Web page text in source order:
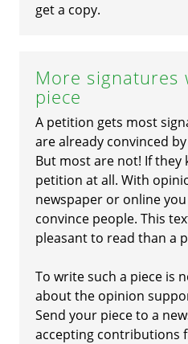
get a copy.
More signatures
piece
A petition gets most
are already convinced
But most are not! If they
petition at all. With
newspaper or online
convince people. This
pleasant to read than a
To write such a piece is
about the opinion
Send your piece to a
accepting contributions